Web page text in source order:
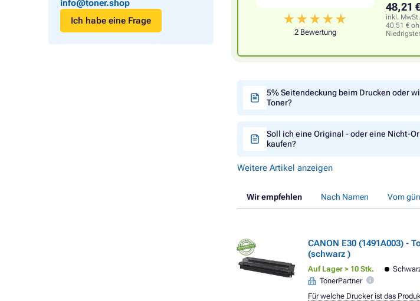
info@toner.shop
Ich habe eine Frage
2 Bewertung
48,21
inkl.
40,51 €
5% Seitendeckung beim Drucken oder
Toner?
Soll ich eine Original - oder eine Nicht-
kaufen?
Weitere Artikel anzeigen
Wir empfehlen Nach Namen Vom
CANON E30 (1491A003) -
(schwarz )
Auf Lager > 10 Stk.
TonerPartner
Für welche Drucker ist das